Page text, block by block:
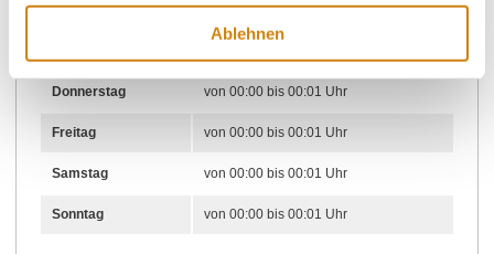
Ablehnen
Dienstag von 00:00 bis 00:01 Uhr
Donnerstag von 00:00 bis 00:01 Uhr
Freitag von 00:00 bis 00:01 Uhr
Samstag von 00:00 bis 00:01 Uhr
Sonntag von 00:00 bis 00:01 Uhr